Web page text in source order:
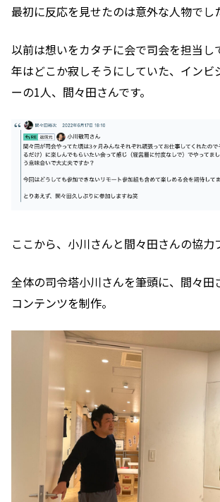
最初に反応を見せたのは意外な人物でし
以前は想いをカタチに会で司会を担当し
年はどこか寂しそうにしていた、インビ
ーの1人、間々田さんです。
ここから、小川さんと間々田さんの協力
全体の司令塔小川さんを筆頭に、間々田
コンテンツを制作。